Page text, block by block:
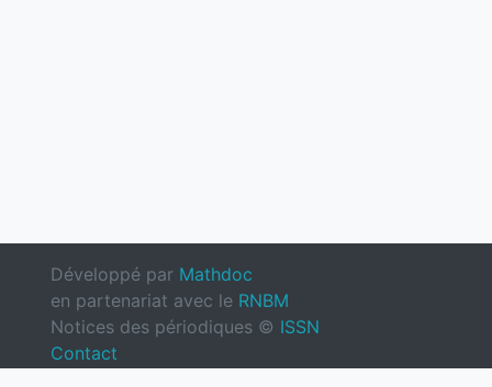
Développé par Mathdoc
en partenariat avec le RNBM
Notices des périodiques © ISSN
Contact